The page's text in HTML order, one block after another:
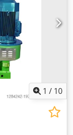
1 / 10